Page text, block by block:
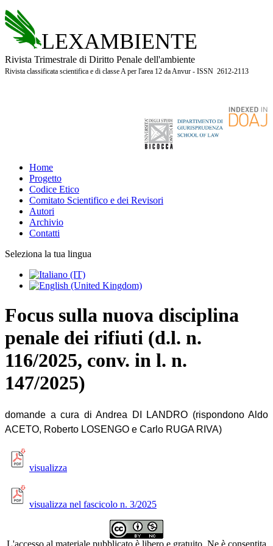
LEXAMBIENTE
Rivista Trimestrale di Diritto Penale dell'ambiente
Rivista classificata scientifica e di classe A per l'area 12 da Anvur - ISSN 2612-2113
Home
Progetto
Codice Etico
Comitato Scientifico e dei Revisori
Autori
Archivio
Contatti
Seleziona la tua lingua
Focus sulla nuova disciplina
penale dei rifiuti (d.l. n.
116/2025, conv. in l. n.
147/2025)
domande a cura di Andrea DI LANDRO (rispondono Aldo
ACETO, Roberto LOSENGO e Carlo RUGA RIVA)
visualizza
visualizza nel fascicolo n. 3/2025
L'accesso al materiale pubblicato è libero e gratuito. Ne è consentita